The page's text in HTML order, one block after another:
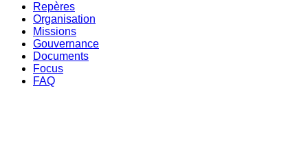
Repères
Organisation
Missions
Gouvernance
Documents
Focus
FAQ